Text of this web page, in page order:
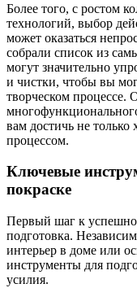
Более того, с ростом
технологий, выбор
может оказаться
собрали список из
могут значительно
и чистки, чтобы вы
творческом процессе.
вам достичь не только
процессом.
Ключевые
покраске
Первый шаг к
подготовка.
интерьер в доме или
инструменты для
усилия.